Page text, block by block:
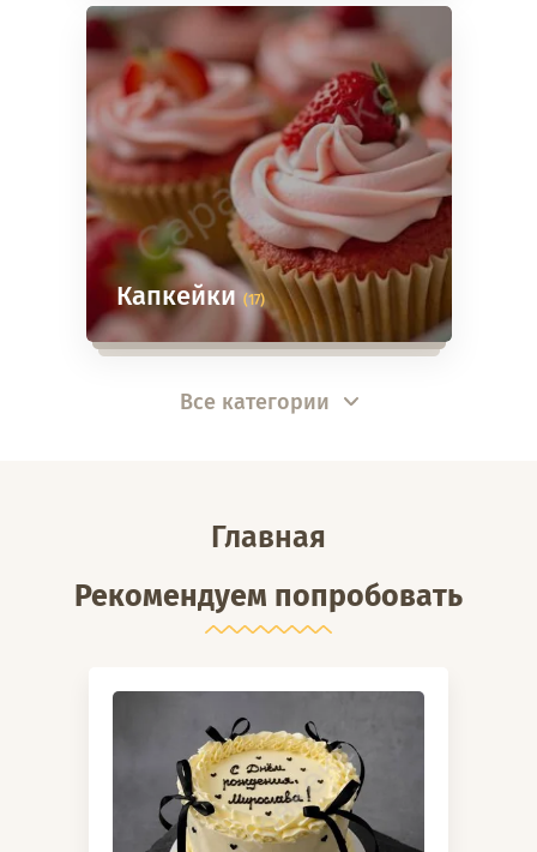
Капкейки(17)
Все категории
Главная
Рекомендуем попробовать